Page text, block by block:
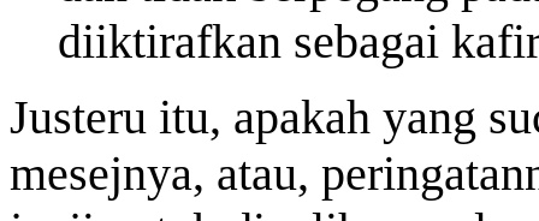
diiktirafkan sebagai
Justeru itu, apakah yang
mesejnya, atau,